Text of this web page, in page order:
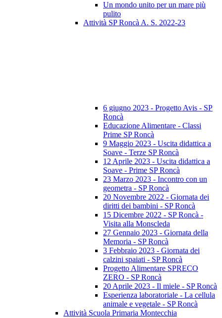
Un mondo unito per un mare più
pulito
Attività SP Roncà A. S. 2022-23
6 giugno 2023 - Progetto Avis - SP
Roncà
Educazione Alimentare - Classi
Prime SP Roncà
9 Maggio 2023 - Uscita didattica a
Soave - Terze SP Roncà
12 Aprile 2023 - Uscita didattica a
Soave - Prime SP Roncà
23 Marzo 2023 - Incontro con un
geometra - SP Roncà
20 Novembre 2022 - Giornata dei
diritti dei bambini - SP Roncà
15 Dicembre 2022 - SP Roncà -
Visita alla Monscleda
27 Gennaio 2023 - Giornata della
Memoria - SP Roncà
3 Febbraio 2023 - Giornata dei
calzini spaiati - SP Roncà
Progetto Alimentare SPRECO
ZERO - SP Roncà
20 Aprile 2023 - Il miele - SP Roncà
Esperienza laboratoriale - La cellula
animale e vegetale - SP Roncà
Attività Scuola Primaria Montecchia